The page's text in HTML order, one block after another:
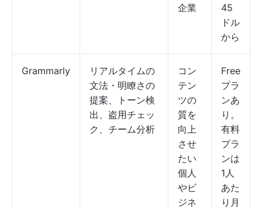
企業
45
ドル
から
Grammarly
リアルタイムの
文法・明瞭さの
提案、トーン検
出、盗用チェッ
ク、チーム分析
コン
テン
ツの
質を
向上
させ
たい
個人
やビ
ジネ
Free
プラ
ンあ
り。
有料
プラ
ンは
1人
あた
り月